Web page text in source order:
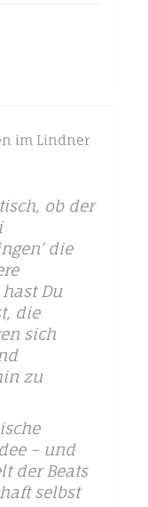
im Lindner
ob der
die
Du
die
sich
zu
– und
der Beats
selbst